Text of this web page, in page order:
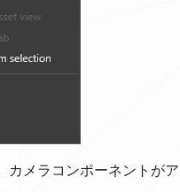
カメラコンポーネントが